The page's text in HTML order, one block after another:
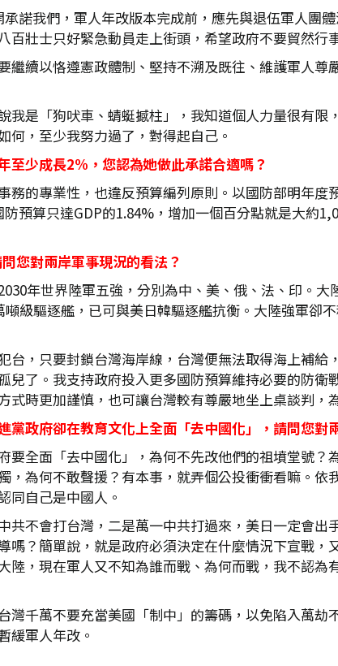
諾我們，軍人年改版本完成前，應先與退伍軍人團
百壯士只好緊急動員走上街頭，希望政府不要貿然行
繼續以恪遵憲政體制、堅持不溯及既往、維護軍人
我是「狗吠車、蜻蜓撼柱」，我知道個人力量很有
，至少我努力過了，對得起自己。
至少成長2%，您認為她做此承諾合適嗎？
務的專業性，也違反預算編列原則。以國防部明年
預算只達GDP的1.84%，增加一個百分點就是大約
您對兩岸軍事現況的看法？
年世界陸軍五強，分別為中、美、俄、法、印。
級驅逐艦，已可與美日韓驅逐艦抗衡。大陸強軍卻
台，只要封鎖台灣海岸線，台灣便無法取得海上補
兒了。我支持政府投入更多國防預算維持必要的防
式時更加謹慎，也可讓台灣較有尊嚴地坐上桌談判，
黨政府卻在教育文化上全面「去中國化」，請問您對
要全面「去中國化」，為何不先改他們的祖墳堂號
，為何不敢聲援？有本事，就弄個公投衝衝看嘛。
同自己是中國人。
共不會打台灣，二是萬一中共打過來，美日一定會
嗎？簡單說，就是政府必須決定在什麼情況下宣戰
陸，現在軍人又不知為誰而戰、為何而戰，我不認
灣千萬不要充當美國「制中」的籌碼，以免陷入萬
緩軍人年改。